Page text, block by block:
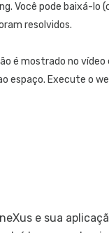
Você pode baixá-lo
resolvidos.
é mostrado no
espaço. Execute o
e sua